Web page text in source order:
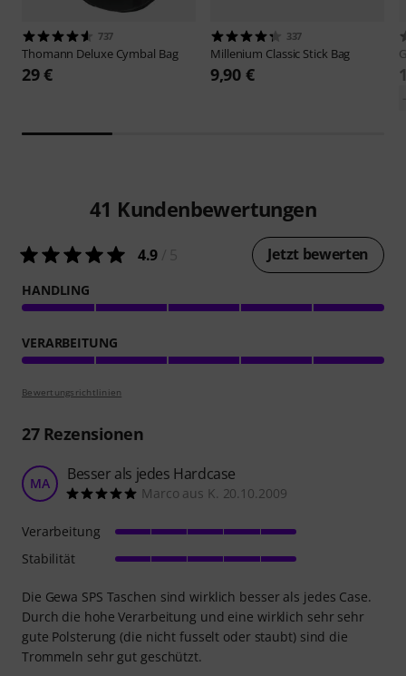
737
Thomann Deluxe Cymbal Bag
29 €
337
Millenium Classic Stick Bag
9,90 €
41 Kundenbewertungen
4.9 Jetzt bewerten
HANDLING
VERARBEITUNG
Bewertungsrichtlinien
27Rezensionen
MA Besser als jedes Hardcase
Marco aus K. 20.10.2009
Die Gewa SPS Taschen sind wirklich besser als jedes Case.
Durch die hohe Verarbeitung und eine wirklich sehr sehr
gute Polsterung (die nicht fusselt oder staubt) sind die
Trommeln sehr gut geschützt.
Verarbeitung
Stabilität